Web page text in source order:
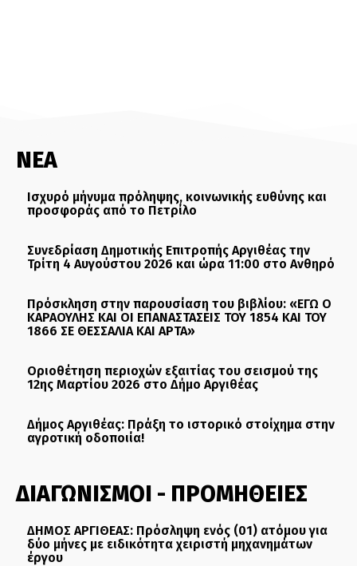
ΝΕΑ
Ισχυρό μήνυμα πρόληψης, κοινωνικής ευθύνης και
προσφοράς από το Πετρίλο
Συνεδρίαση Δημοτικής Επιτροπής Αργιθέας την
Τρίτη 4 Αυγούστου 2026 και ώρα 11:00 στο Ανθηρό
Πρόσκληση στην παρουσίαση του βιβλίου: «ΕΓΩ Ο
ΚΑΡΑΟΥΛΗΣ ΚΑΙ ΟΙ ΕΠΑΝΑΣΤΑΣΕΙΣ ΤΟΥ 1854 ΚΑΙ ΤΟΥ
1866 ΣΕ ΘΕΣΣΑΛΙΑ ΚΑΙ ΑΡΤΑ»
Οριοθέτηση περιοχών εξαιτίας του σεισμού της
12ης Μαρτίου 2026 στο Δήμο Αργιθέας
Δήμος Αργιθέας: Πράξη το ιστορικό στοίχημα στην
αγροτική οδοποιία!
ΔΙΑΓΩΝΙΣΜΟΙ - ΠΡΟΜΗΘΕΙΕΣ
ΔΗΜΟΣ ΑΡΓΙΘΕΑΣ: Πρόσληψη ενός (01) ατόμου για
δύο μήνες με ειδικότητα χειριστή μηχανημάτων
έργου